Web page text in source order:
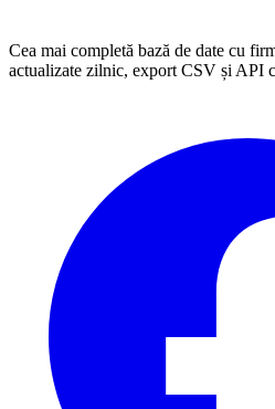
Cea mai completă bază de date cu
actualizate zilnic, export CSV și API